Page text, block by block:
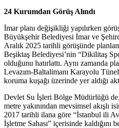
24 Kurumdan Görüş Alındı
İmar planı değişikliği yapılırken
Büyükşehir Belediyesi İmar ve
Aralık 2025 tarihli görüşünde
Beşiktaş Belediyesi’nin “Dikilitaş
olduğunu hatırlattı. Aynı zamanda
Levazım-Baltalimanı Karayolu
koruma kuşağı üzerinde yer aldığı
Devlet Su İşleri Bölge Müdürlüğü
metre yakınından mevsimsel akışlı
2017 tarihli ilana göre “İstanbul ili
İşletme Sahası” içerisinde kaldığını